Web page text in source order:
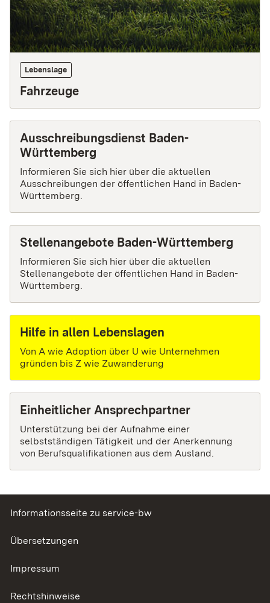
Lebenslage
Fahrzeuge
Ausschreibungsdienst Baden-
Württemberg
Informieren Sie sich hier über die aktuellen
Ausschreibungen der öffentlichen Hand in Baden-
Württemberg.
Stellenangebote Baden-Württemberg
Informieren Sie sich hier über die aktuellen
Stellenangebote der öffentlichen Hand in Baden-
Württemberg.
Hilfe in allen Lebenslagen
Von A wie Adoption über U wie Unternehmen
gründen bis Z wie Zuwanderung
Einheitlicher Ansprechpartner
Unterstützung bei der Aufnahme einer
selbstständigen Tätigkeit und der Anerkennung
von Berufsqualifikationen aus dem Ausland.
Informationsseite zu service-bw
Übersetzungen
Impressum
Rechtshinweise